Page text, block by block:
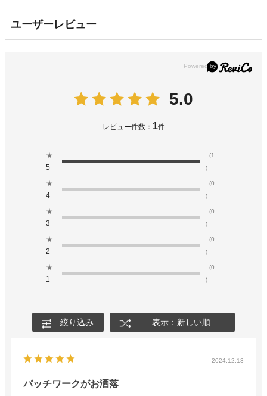
ユーザーレビュー
5.0
レビュー件数： 1件
★
5
(1
)
★
4
(0
)
★
3
(0
)
★
2
(0
)
★
1
(0
)
絞り込み 表示：新しい順
2024.12.13
パッチワークがお洒落